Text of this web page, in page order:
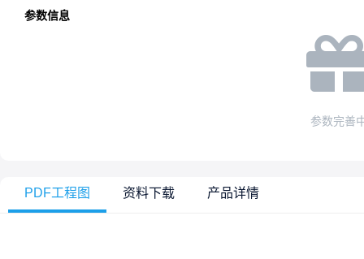
参数信息
参数完善
PDF工程图 资料下载 产品详情